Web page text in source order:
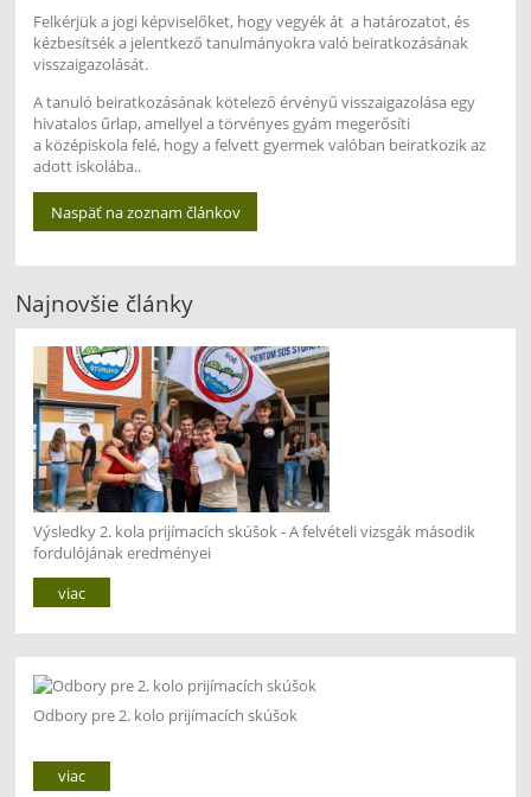
Felkérjük a jogi képviselőket, hogy vegyék át a határozatot, és
kézbesítsék a jelentkező tanulmányokra való beiratkozásának
visszaigazolását.
A tanuló beiratkozásának kötelező érvényű visszaigazolása egy
hivatalos űrlap, amellyel a törvényes gyám megerősíti
a középiskola felé, hogy a felvett gyermek valóban beiratkozik az
adott iskolába..
Naspäť na zoznam článkov
Najnovšie články
Výsledky 2. kola prijímacích skúšok - A felvételi vizsgák második
fordulójának eredményei
viac
Odbory pre 2. kolo prijímacích skúšok
viac